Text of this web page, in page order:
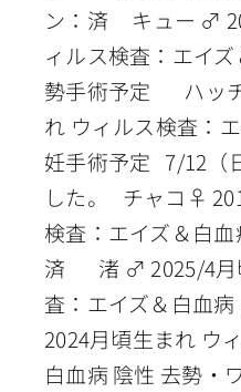
ン：済 キュー ♂
ィルス検査：エイ
勢手術予定 ハッ
れ ウィルス検査：
妊手術予定 7/12（
した。 チャコ♀
検査：エイズ＆白
済 渚 ♂ 2025/4月
査：エイズ＆白血
2024月頃生まれ ウ
白血病 陰性 去勢